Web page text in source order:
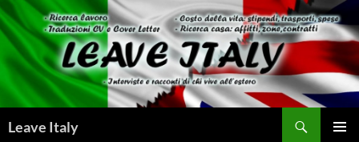
Skip
to
content
Leave Italy